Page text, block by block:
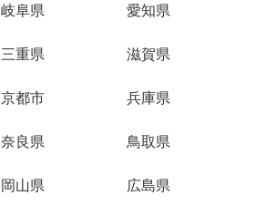
岐阜県 愛知県
三重県 滋賀県
京都市 兵庫県
奈良県 鳥取県
岡山県 広島県